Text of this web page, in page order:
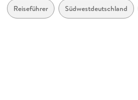
Produktart
kartoniert
Reiseführer Südwestdeutschland